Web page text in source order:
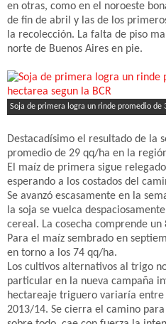
en otras, como en el noroeste
de fin de abril y las de los
la recolección. La falta de piso
norte de Buenos Aires en pie.
Soja de primera logra un rinde promedio de
Destacadísimo el resultado de la
promedio de 29 qq/ha en la
El maíz de primera sigue
esperando a los costados del
Se avanzó escasamente en la
la soja se vuelca
cereal. La cosecha comprende
Para el maíz sembrado en
en torno a los 74 qq/ha.
Los cultivos alternativos al trigo
particular en la nueva campaña
hectareaje triguero variaría entre
2013/14. Se cierra el camino